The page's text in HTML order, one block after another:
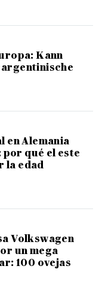
Kann
en Alemania
qué el este
la edad
Volkswagen
un mega
100 ovejas